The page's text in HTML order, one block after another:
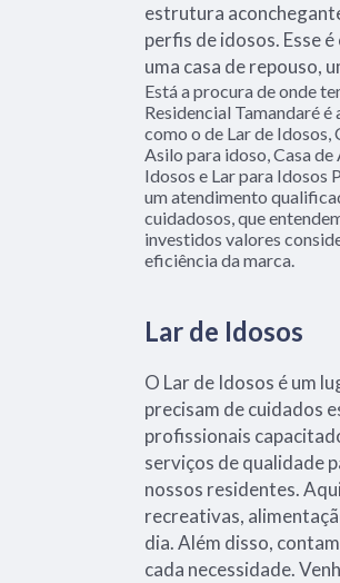
estrutura
perfis de idosos. Esse
uma casa de repouso,
Está a procura de onde
Residencial Tamandaré
como o de Lar de Idosos,
Asilo para idoso, Casa
Idosos e Lar para Idosos
um atendimento
cuidadosos, que
investidos valores
eficiência da marca.
Lar de Idosos
O Lar de Idosos é um
precisam de cuidados
profissionais
serviços de qualidade
nossos residentes.
recreativas,
dia. Além disso,
cada necessidade.